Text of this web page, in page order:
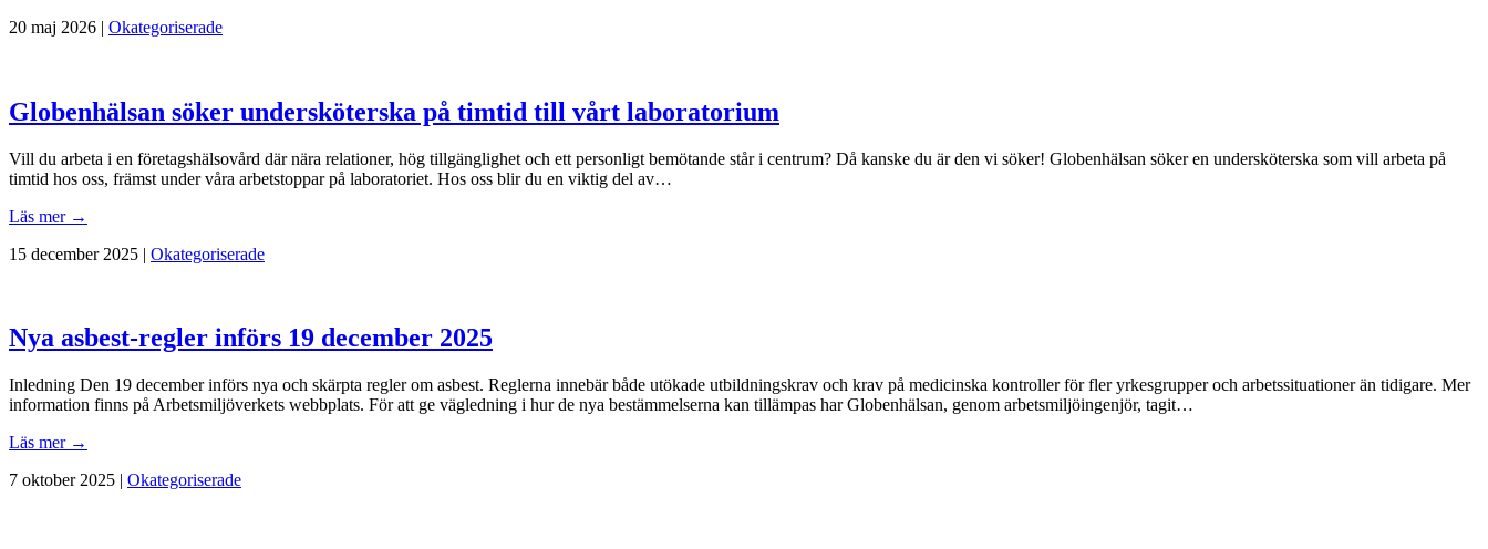
20 maj 2026 | Okategoriserade
Globenhälsan söker undersköterska på timtid till vårt laboratorium
Vill du arbeta i en företagshälsovård där nära relationer, hög tillgänglighet och ett personligt bemötande står i centrum? Då kanske du är den vi söker! Globenhälsan söker en undersköterska som vill arbeta på
timtid hos oss, främst under våra arbetstoppar på laboratoriet. Hos oss blir du en viktig del av…
Läs mer →
15 december 2025 | Okategoriserade
Nya asbest-regler införs 19 december 2025
Inledning Den 19 december införs nya och skärpta regler om asbest. Reglerna innebär både utökade utbildningskrav och krav på medicinska kontroller för fler yrkesgrupper och arbetssituationer än tidigare. Mer
information finns på Arbetsmiljöverkets webbplats. För att ge vägledning i hur de nya bestämmelserna kan tillämpas har Globenhälsan, genom arbetsmiljöingenjör, tagit…
Läs mer →
7 oktober 2025 | Okategoriserade